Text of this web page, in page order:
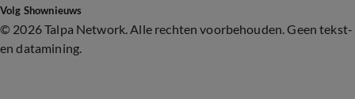
Volg Shownieuws
© 2026 Talpa Network. Alle rechten voorbehouden. Geen tekst-
en datamining.